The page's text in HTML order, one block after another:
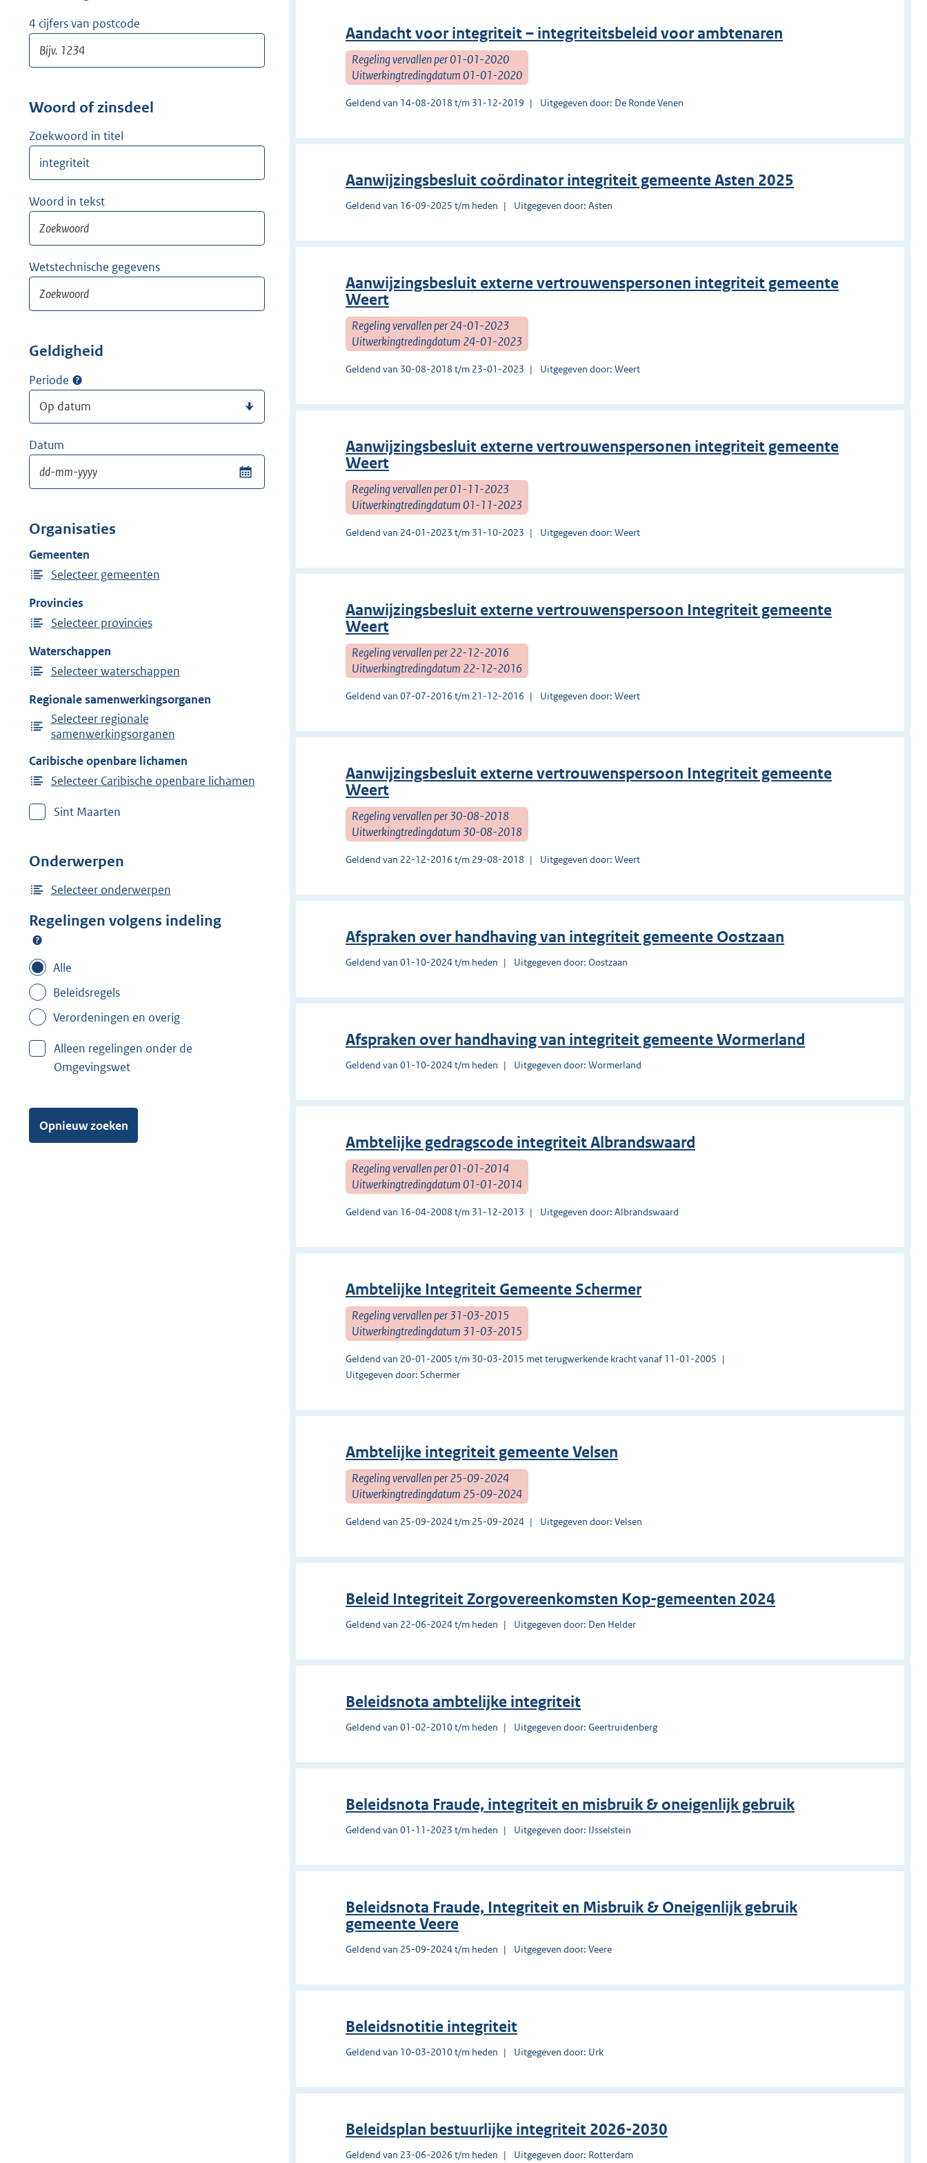
4 cijfers van postcode
Woord of zinsdeel
Zoekwoord in titel
Woord in tekst
Wetstechnische gegevens
Geldigheid
Periode
Datum
Organisaties
Gemeenten
Selecteer gemeenten
Provincies
Selecteer provincies
Waterschappen
Selecteer waterschappen
Regionale samenwerkingsorganen
Selecteer regionale
samenwerkingsorganen
Caribische openbare lichamen
Selecteer Caribische openbare lichamen
Sint Maarten
Onderwerpen
Selecteer onderwerpen
Regelingen volgens indeling
Alle
Beleidsregels
Verordeningen en overig
Alleen regelingen onder de
Omgevingswet
Opnieuw zoeken
Aandacht voor integriteit – integriteitsbeleid voor ambtenaren
Regeling vervallen per 01-01-2020
Uitwerkingtredingdatum 01-01-2020
Geldend van 14-08-2018 t/m 31-12-2019 Uitgegeven door: De Ronde Venen
Aanwijzingsbesluit coördinator integriteit gemeente Asten 2025
Geldend van 16-09-2025 t/m heden Uitgegeven door: Asten
Aanwijzingsbesluit externe vertrouwenspersonen integriteit gemeente
Weert
Regeling vervallen per 24-01-2023
Uitwerkingtredingdatum 24-01-2023
Geldend van 30-08-2018 t/m 23-01-2023 Uitgegeven door: Weert
Aanwijzingsbesluit externe vertrouwenspersonen integriteit gemeente
Weert
Regeling vervallen per 01-11-2023
Uitwerkingtredingdatum 01-11-2023
Geldend van 24-01-2023 t/m 31-10-2023 Uitgegeven door: Weert
Aanwijzingsbesluit externe vertrouwenspersoon Integriteit gemeente
Weert
Regeling vervallen per 22-12-2016
Uitwerkingtredingdatum 22-12-2016
Geldend van 07-07-2016 t/m 21-12-2016 Uitgegeven door: Weert
Aanwijzingsbesluit externe vertrouwenspersoon Integriteit gemeente
Weert
Regeling vervallen per 30-08-2018
Uitwerkingtredingdatum 30-08-2018
Geldend van 22-12-2016 t/m 29-08-2018 Uitgegeven door: Weert
Afspraken over handhaving van integriteit gemeente Oostzaan
Geldend van 01-10-2024 t/m heden Uitgegeven door: Oostzaan
Afspraken over handhaving van integriteit gemeente Wormerland
Geldend van 01-10-2024 t/m heden Uitgegeven door: Wormerland
Ambtelijke gedragscode integriteit Albrandswaard
Regeling vervallen per 01-01-2014
Uitwerkingtredingdatum 01-01-2014
Geldend van 16-04-2008 t/m 31-12-2013 Uitgegeven door: Albrandswaard
Ambtelijke Integriteit Gemeente Schermer
Regeling vervallen per 31-03-2015
Uitwerkingtredingdatum 31-03-2015
Geldend van 20-01-2005 t/m 30-03-2015 met terugwerkende kracht vanaf 11-01-2005
Uitgegeven door: Schermer
Ambtelijke integriteit gemeente Velsen
Regeling vervallen per 25-09-2024
Uitwerkingtredingdatum 25-09-2024
Geldend van 25-09-2024 t/m 25-09-2024 Uitgegeven door: Velsen
Beleid Integriteit Zorgovereenkomsten Kop-gemeenten 2024
Geldend van 22-06-2024 t/m heden Uitgegeven door: Den Helder
Beleidsnota ambtelijke integriteit
Geldend van 01-02-2010 t/m heden Uitgegeven door: Geertruidenberg
Beleidsnota Fraude, integriteit en misbruik & oneigenlijk gebruik
Geldend van 01-11-2023 t/m heden Uitgegeven door: IJsselstein
Beleidsnota Fraude, Integriteit en Misbruik & Oneigenlijk gebruik
gemeente Veere
Geldend van 25-09-2024 t/m heden Uitgegeven door: Veere
Beleidsnotitie integriteit
Geldend van 10-03-2010 t/m heden Uitgegeven door: Urk
Beleidsplan bestuurlijke integriteit 2026-2030
Geldend van 23-06-2026 t/m heden Uitgegeven door: Rotterdam